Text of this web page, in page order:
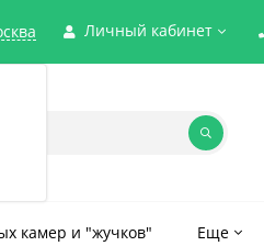
Личный кабинет
камер и "жучков" Еще